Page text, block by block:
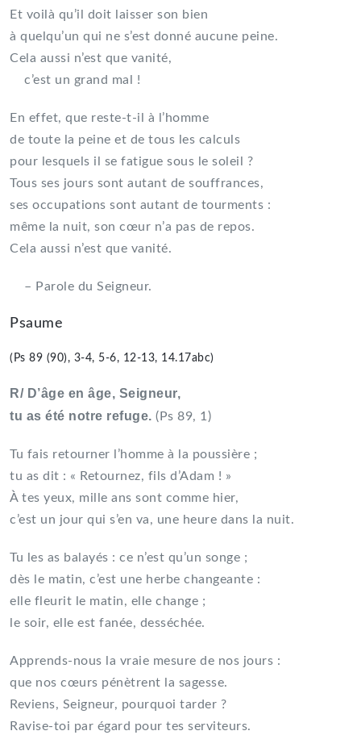
Et voilà qu’il doit laisser son bien
à quelqu’un qui ne s’est donné aucune peine.
Cela aussi n’est que vanité,
c’est un grand mal !
En effet, que reste-t-il à l’homme
de toute la peine et de tous les calculs
pour lesquels il se fatigue sous le soleil ?
Tous ses jours sont autant de souffrances,
ses occupations sont autant de tourments :
même la nuit, son cœur n’a pas de repos.
Cela aussi n’est que vanité.
– Parole du Seigneur.
Psaume
(Ps 89 (90), 3-4, 5-6, 12-13, 14.17abc)
R/ D’âge en âge, Seigneur,
tu as été notre refuge. (Ps 89, 1)
Tu fais retourner l’homme à la poussière ;
tu as dit : « Retournez, fils d’Adam ! »
À tes yeux, mille ans sont comme hier,
c’est un jour qui s’en va, une heure dans la nuit.
Tu les as balayés : ce n’est qu’un songe ;
dès le matin, c’est une herbe changeante :
elle fleurit le matin, elle change ;
le soir, elle est fanée, desséchée.
Apprends-nous la vraie mesure de nos jours :
que nos cœurs pénètrent la sagesse.
Reviens, Seigneur, pourquoi tarder ?
Ravise-toi par égard pour tes serviteurs.